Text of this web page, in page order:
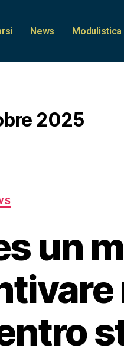
News Modulistica
2025
un